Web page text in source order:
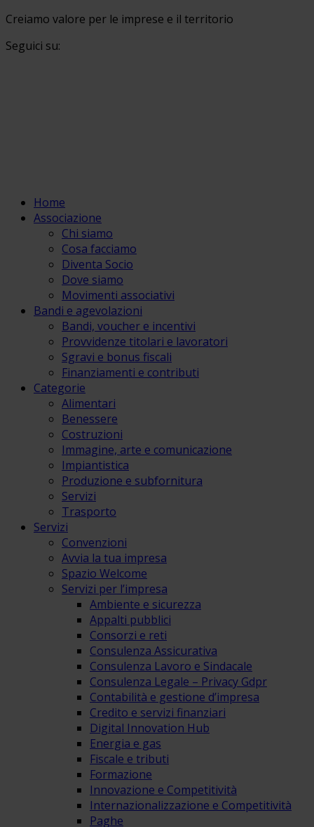
Creiamo valore per le imprese e il territorio
Seguici su:
Home
Associazione
Chi siamo
Cosa facciamo
Diventa Socio
Dove siamo
Movimenti associativi
Bandi e agevolazioni
Bandi, voucher e incentivi
Provvidenze titolari e lavoratori
Sgravi e bonus fiscali
Finanziamenti e contributi
Categorie
Alimentari
Benessere
Costruzioni
Immagine, arte e comunicazione
Impiantistica
Produzione e subfornitura
Servizi
Trasporto
Servizi
Convenzioni
Avvia la tua impresa
Spazio Welcome
Servizi per l’impresa
Ambiente e sicurezza
Appalti pubblici
Consorzi e reti
Consulenza Assicurativa
Consulenza Lavoro e Sindacale
Consulenza Legale – Privacy Gdpr
Contabilità e gestione d’impresa
Credito e servizi finanziari
Digital Innovation Hub
Energia e gas
Fiscale e tributi
Formazione
Innovazione e Competitività
Internazionalizzazione e Competitività
Paghe